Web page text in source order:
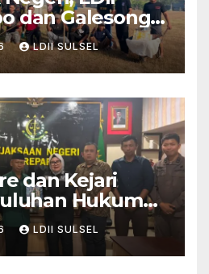
dan Galesong
di
LDII SULSEL
dan Kejari
Hukum
dan Masyarakat
LDII SULSEL